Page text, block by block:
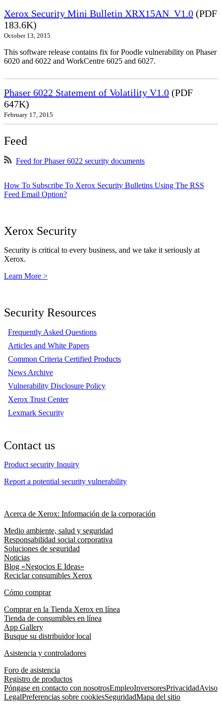
Xerox Security Mini Bulletin XRX15AN_V1.0 (PDF
183.6K)
October 13, 2015
This software release contains fix for Poodle vulnerability on Phaser
6020 and 6022 and WorkCentre 6025 and 6027.
Phaser 6022 Statement of Volatility V1.0 (PDF
647K)
February 17, 2015
Feed
Feed for Phaser 6022 security documents
How To Subscribe To Xerox Security Bulletins Using The RSS
Feed Email Option?
Xerox Security
Security is critical to every business, and we take it seriously at
Xerox.
Learn More >
Security Resources
Frequently Asked Questions
Articles and White Papers
Common Criteria Certified Products
News Archive
Vulnerability Disclosure Policy
Xerox Trust Center
Lexmark Security
Contact us
Product security Inquiry
Report a potential security vulnerability
Acerca de Xerox: Información de la corporación
Medio ambiente, salud y seguridad
Responsabilidad social corporativa
Soluciones de seguridad
Noticias
Blog «Negocios E Ideas»
Reciclar consumibles Xerox
Cómo comprar
Comprar en la Tienda Xerox en línea
Tienda de consumibles en línea
App Gallery
Busque su distribuidor local
Asistencia y controladores
Foro de asistencia
Registro de productos
Póngase en contacto con nosotrosEmpleoInversoresPrivacidadAviso
LegalPreferencias sobre cookiesSeguridadMapa del sitio